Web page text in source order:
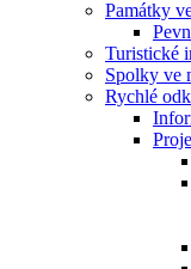
Památky
Turistické
Spolky ve
Rychlé